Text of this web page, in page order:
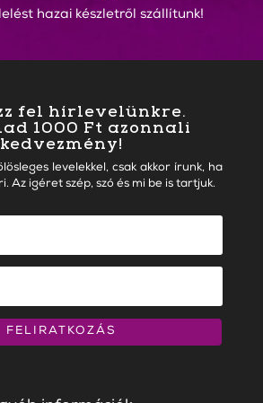
hazai készletről szállítunk!
fel hírlevelünkre.
1000 Ft azonnali
kedvezmény!
levelekkel, csak akkor írunk, ha
Az igéret szép, szó és mi be is tartjuk.
FELIRATKOZÁS